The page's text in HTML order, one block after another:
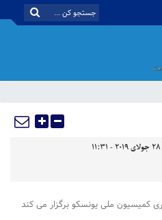
28 جولای 2019 - 11:31
کمیسیون ملی یونسکو برگزار می کند